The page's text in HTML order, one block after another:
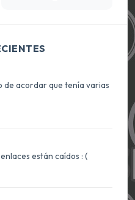
de acordar que tenía varias
están caídos : (